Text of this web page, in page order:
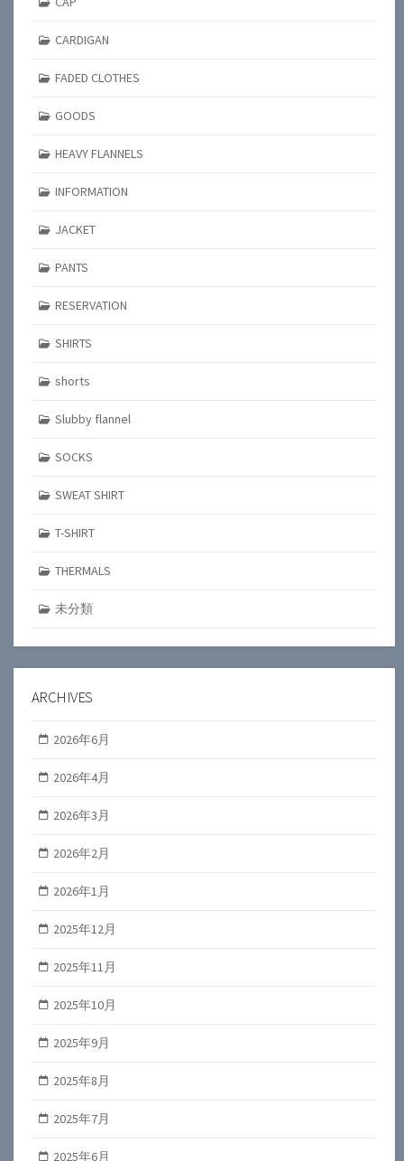
CARDIGAN
FADED CLOTHES
GOODS
HEAVY FLANNELS
INFORMATION
JACKET
PANTS
RESERVATION
SHIRTS
shorts
Slubby flannel
SOCKS
SWEAT SHIRT
T-SHIRT
THERMALS
未分類
ARCHIVES
2026年6月
2026年4月
2026年3月
2026年2月
2026年1月
2025年12月
2025年11月
2025年10月
2025年9月
2025年8月
2025年7月
2025年6月